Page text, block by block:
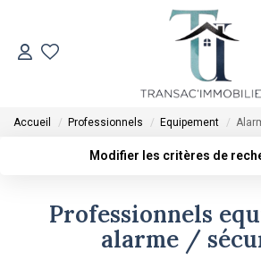
ACCUEIL
ESTIMATION
Accueil Professionnels Equipement
Modifier les critères de
Sélectionnez...
Type de bien
Surface
Professionnels
alarme /